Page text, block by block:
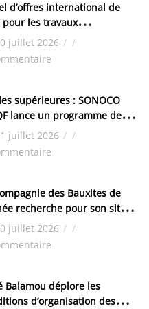
d’offres international de
pour les travaux
de la zone
de FANDJE (PAZIF)
juillet 2026 / /
supérieures : SONOCO
lance un programme de
pour la Malaisie
juillet 2026 / /
des Bauxites de
recherche pour son site
des techniciens
(H/F)
juillet 2026 / /
Balamou déplore les
d’organisation des